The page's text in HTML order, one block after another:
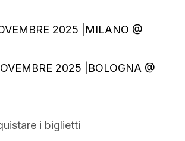
2025 |MILANO @
2025 |BOLOGNA @
i biglietti